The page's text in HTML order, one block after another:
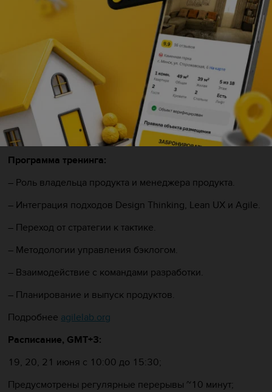
– Поймете, как формировать и управлять видением
продукта, превращая стратегию в действия.
– Улучшите навыки взаимодействия со стейкхолдерами
и командой разработки.
– Изучите техники разработки пользовательских
историй и критериев приемки.
– Сможете применять подходы Lean Startup и Design
Thinking для быстрого тестирования гипотез и создания
ценных решений.
Программа тренинга:
– Роль владельца продукта и менеджера продукта.
– Интеграция подходов Design Thinking, Lean UX и Agile.
– Переход от стратегии к тактике.
– Методологии управления бэклогом.
– Взаимодействие с командами разработки.
– Планирование и выпуск продуктов.
Подробнее agilelab.org
Расписание, GMT+3:
19, 20, 21 июня с 10:00 до 15:30;
Предусмотрены регулярные перерывы ~10 минут;